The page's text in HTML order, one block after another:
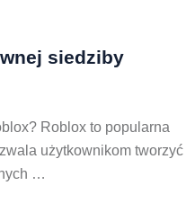
siedziby
Roblox to popularna
użytkownikom tworzyć
…